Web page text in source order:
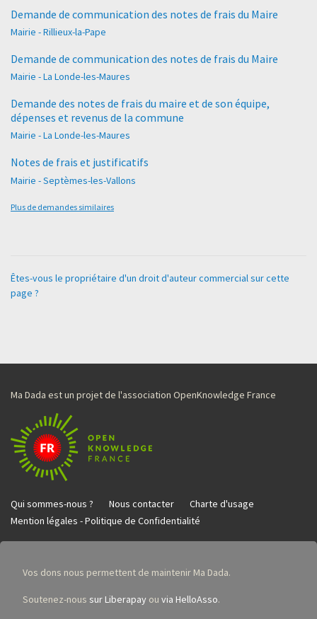
Demande de communication des notes de frais du Maire
Mairie - Rillieux-la-Pape
Demande de communication des notes de frais du Maire
Mairie - La Londe-les-Maures
Demande des notes de frais du maire et de son équipe,
dépenses et revenus de la commune
Mairie - La Londe-les-Maures
Notes de frais et justificatifs
Mairie - Septèmes-les-Vallons
Plus de demandes similaires
Êtes-vous le propriétaire d'un droit d'auteur commercial sur cette
page ?
Ma Dada est un projet de l'association OpenKnowledge France
Qui sommes-nous ? Nous contacter
Charte d'usage
Mention légales - Politique de Confidentialité
Vos dons nous permettent de maintenir Ma Dada.
Soutenez-nous sur Liberapay ou via HelloAsso.